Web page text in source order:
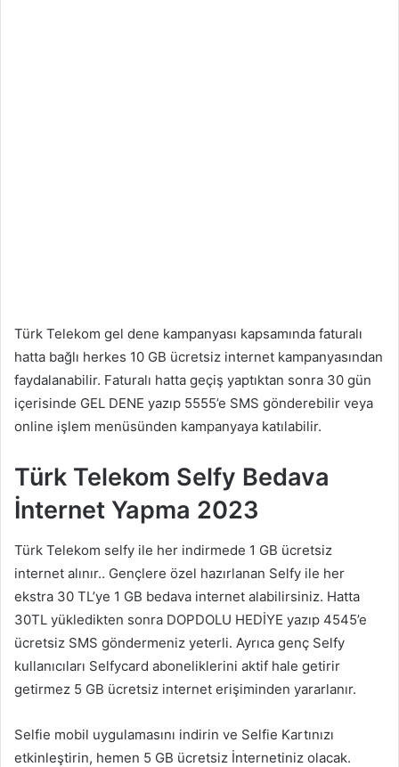
Türk Telekom gel dene kampanyası kapsamında faturalı
hatta bağlı herkes 10 GB ücretsiz internet kampanyasından
faydalanabilir. Faturalı hatta geçiş yaptıktan sonra 30 gün
içerisinde GEL DENE yazıp 5555’e SMS gönderebilir veya
online işlem menüsünden kampanyaya katılabilir.
Türk Telekom Selfy Bedava
İnternet Yapma 2023
Türk Telekom selfy ile her indirmede 1 GB ücretsiz
internet alınır.. Gençlere özel hazırlanan Selfy ile her
ekstra 30 TL’ye 1 GB bedava internet alabilirsiniz. Hatta
30TL yükledikten sonra DOPDOLU HEDİYE yazıp 4545’e
ücretsiz SMS göndermeniz yeterli. Ayrıca genç Selfy
kullanıcıları Selfycard aboneliklerini aktif hale getirir
getirmez 5 GB ücretsiz internet erişiminden yararlanır.
Selfie mobil uygulamasını indirin ve Selfie Kartınızı
etkinleştirin, hemen 5 GB ücretsiz İnternetiniz olacak.